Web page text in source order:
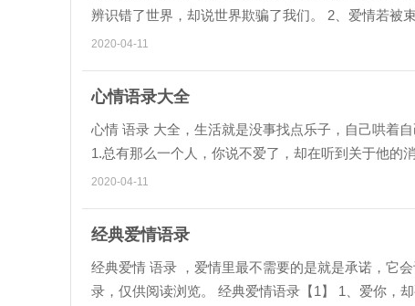
辨识错了世界，却说世界欺骗了我们。 2、爱情若被
碑。就像船的特点是被驾...
2020-04-11
心情语录大全
心情 语录 大全，生活就是没事找点乐子，自己哄着
1.总有那么一个人，你说不爱了，却在听到关于他的
为了被认同。 3.如果你...
2020-04-11
经典爱情语录
经典爱情 语录 ，爱情里最不需要的是就是承诺，它
录，仅供阅读浏览。 经典爱情语录【1】 1、爱你，